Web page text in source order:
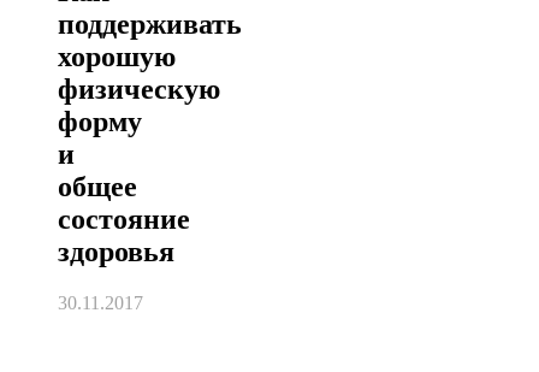
поддерживать
хорошую
физическую
форму
и
общее
состояние
здоровья
30.11.2017